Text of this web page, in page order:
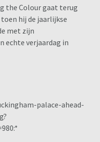
the Colour gaat terug
hij de jaarlijkse
met zijn
echte verjaardag in